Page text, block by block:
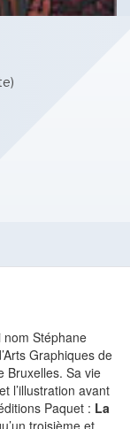
TOLKIEN
Stéphane
Graphiques de
Bruxelles. Sa vie
l’illustration avant
Paquet : La
troisième et